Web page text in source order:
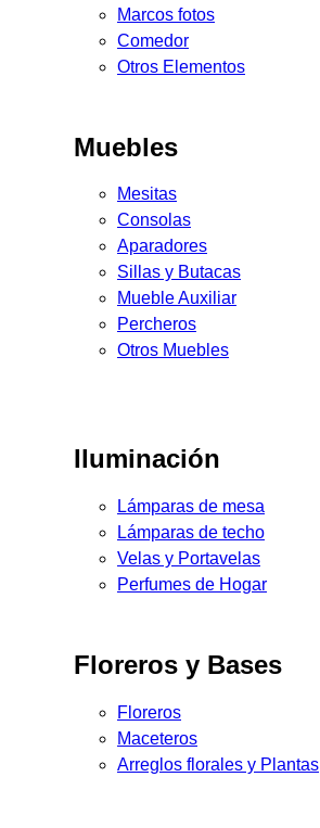
Marcos fotos
Comedor
Otros Elementos
Muebles
Mesitas
Consolas
Aparadores
Sillas y Butacas
Mueble Auxiliar
Percheros
Otros Muebles
Iluminación
Lámparas de mesa
Lámparas de techo
Velas y Portavelas
Perfumes de Hogar
Floreros y Bases
Floreros
Maceteros
Arreglos florales y Plantas